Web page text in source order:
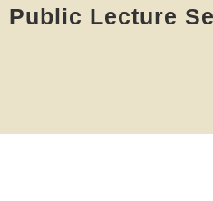
Public Lecture